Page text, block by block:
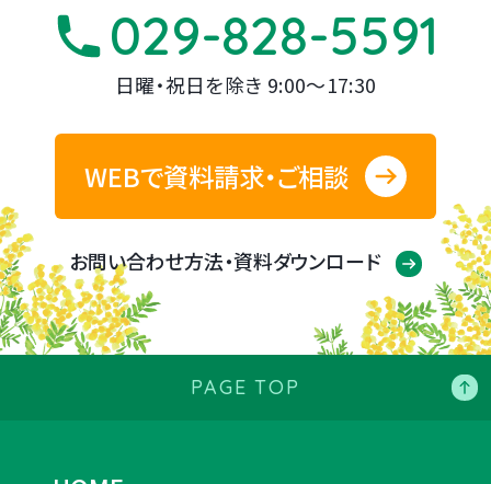
029-828-5591
日曜・祝日を除き 9:00～17:30
WEBで資料請求・ご相談
お問い合わせ方法・資料ダウンロード
PAGE TOP